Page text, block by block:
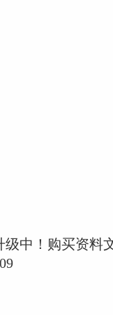
中！购买资料